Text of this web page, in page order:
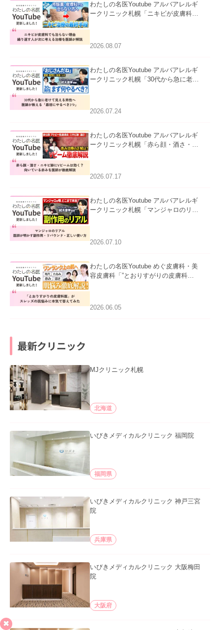
わたしの名医Youtube アルバアレルギ
ークリニック札幌「ニキビが皮膚科で
ました。
2026.08.07
わたしの名医Youtube アルバアレルギ
ークリニック札幌「30代から急に老け
た。
2026.07.24
わたしの名医Youtube アルバアレルギ
ークリニック札幌「赤ら顔・酒さ・ニ
ました。
2026.07.17
わたしの名医Youtube アルバアレルギ
ークリニック札幌「マンジャロのリア
た。
2026.07.10
わたしの名医Youtube めぐ皮膚科・美
容皮膚科「”とおりすがりの皮膚科
2026.06.05
最新クリニック
MJクリニック札幌
北海道
いびきメディカルクリニック 福岡院
福岡県
いびきメディカルクリニック 神戸三宮
院
兵庫県
いびきメディカルクリニック 大阪梅田
院
大阪府